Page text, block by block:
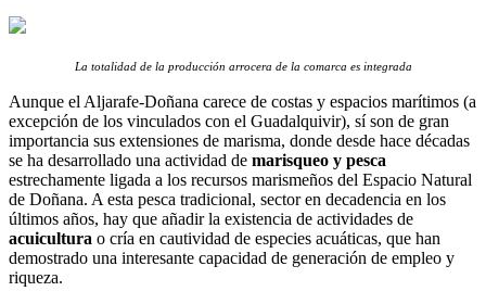
La totalidad de la producción arrocera de la comarca es integrada
Aunque el Aljarafe-Doñana carece de costas y espacios marítimos (a
excepción de los vinculados con el Guadalquivir), sí son de gran
importancia sus extensiones de marisma, donde desde hace décadas
se ha desarrollado una actividad de marisqueo y pesca
estrechamente ligada a los recursos marismeños del Espacio Natural
de Doñana. A esta pesca tradicional, sector en decadencia en los
últimos años, hay que añadir la existencia de actividades de
acuicultura o cría en cautividad de especies acuáticas, que han
demostrado una interesante capacidad de generación de empleo y
riqueza.